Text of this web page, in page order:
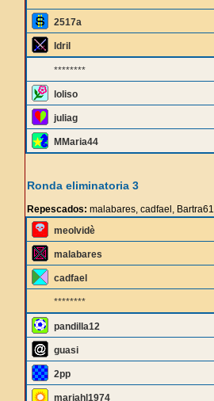
2517a
Idril
********
loliso
juliag
MMaria44
Ronda eliminatoria 3
Repescados: malabares, cadfael, Bartra61
meolvidè
malabares
cadfael
********
pandilla12
guasi
2pp
mariahl1974